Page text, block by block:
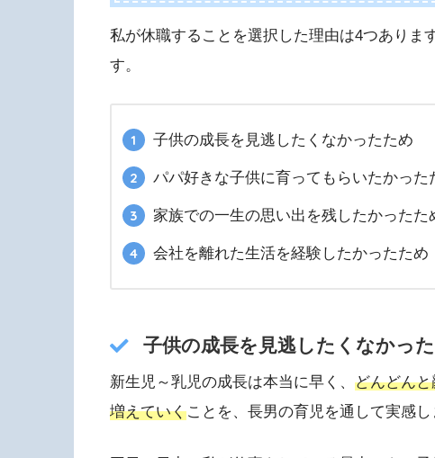
私が休職することを選択した理由は4つありま
す。
子供の成長を見逃したくなかったため
パパ好きな子供に育ってもらいたかった
家族での一生の思い出を残したかったた
会社を離れた生活を経験したかったため
子供の成長を見逃したくなかっ
新生児～乳児の成長は本当に早く、 どんどん
増えていくことを、長男の育児を通して実感し